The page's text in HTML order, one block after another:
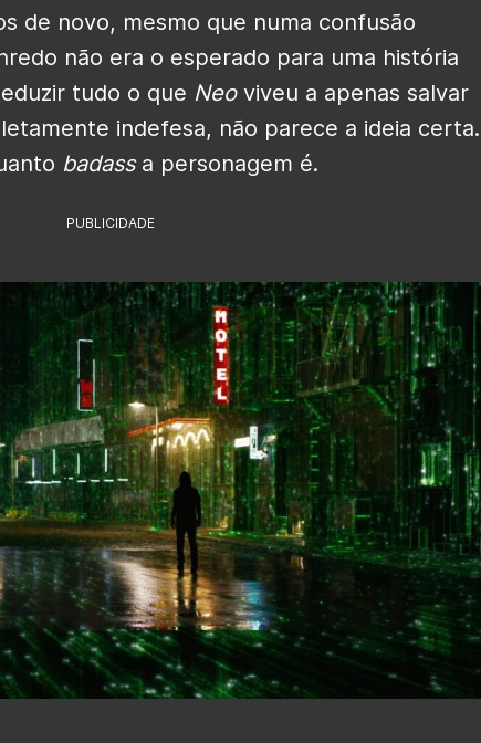
de novo, mesmo que numa confusão
não era o esperado para uma história
tudo o que Neoviveu a apenas salvar
indefesa, não parece a ideia certa.
badassa personagem é.
PUBLICIDADE